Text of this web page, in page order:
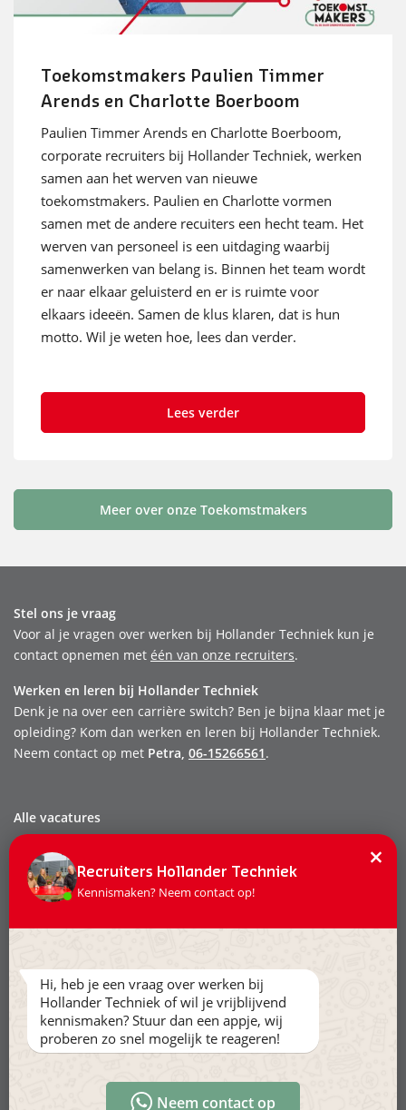
Toekomstmakers Paulien Timmer
Arends en Charlotte Boerboom
Paulien Timmer Arends en Charlotte Boerboom,
corporate recruiters bij Hollander Techniek, werken
samen aan het werven van nieuwe
toekomstmakers. Paulien en Charlotte vormen
samen met de andere recuiters een hecht team. Het
werven van personeel is een uitdaging waarbij
samenwerken van belang is. Binnen het team wordt
er naar elkaar geluisterd en er is ruimte voor
elkaars ideeën. Samen de klus klaren, dat is hun
motto. Wil je weten hoe, lees dan verder.
Lees verder
Meer over onze Toekomstmakers
Stel ons je vraag
Voor al je vragen over werken bij Hollander Techniek kun je
contact opnemen met één van onze recruiters.
Werken en leren bij Hollander Techniek
Denk je na over een carrière switch? Ben je bijna klaar met je
opleiding? Kom dan werken en leren bij Hollander Techniek.
Neem contact op met Petra, 06-15266561.
Alle vacatures
Dit zijn wij
Onze mensen
Werken & leren
Stage & afstuderen
Privacy
Leveringsvoorwaarden
×
Recruiters Hollander Techniek
Kennismaken? Neem contact op!
Hi, heb je een vraag over werken bij
Hollander Techniek of wil je vrijblijvend
kennismaken? Stuur dan een appje, wij
proberen zo snel mogelijk te reageren!
Neem contact op